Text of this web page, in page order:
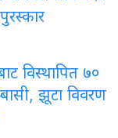
विस्थापित ७०
झूटा विवरण